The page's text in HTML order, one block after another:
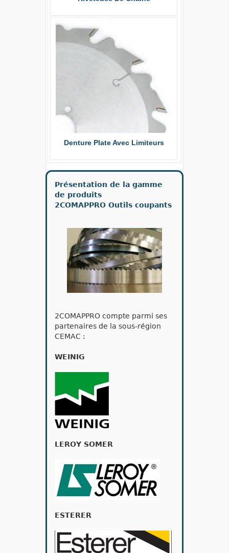
Denture Plate Avec Limiteurs
Présentation de la gamme
de produits
2COMAPPRO Outils coupants
2COMAPPRO compte parmi ses
partenaires de la sous-région
CEMAC :
WEINIG
LEROY SOMER
ESTERER